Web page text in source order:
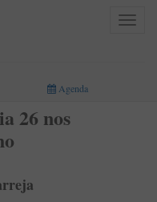
Toggle
Agenda
26 nos